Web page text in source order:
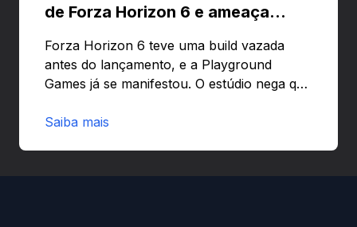
de Forza Horizon 6 e ameaça
Forza Horizon 6 teve uma build vazada
antes do lançamento, e a Playground
Games já se manifestou. O estúdio nega que
preload e avisa que quem usar versões não
Saiba mais